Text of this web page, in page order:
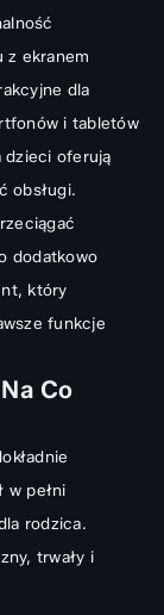
z ekranem
dla
i tabletów
dzieci oferują
obsługi.
dodatkowo
który
funkcje
Co
w pełni
rodzica.
trwały i